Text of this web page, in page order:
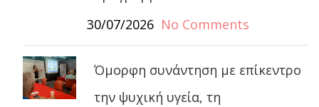
30/07/2026 No Comments
Όμορφη συνάντηση με επίκεντρο
την ψυχική υγεία, τη